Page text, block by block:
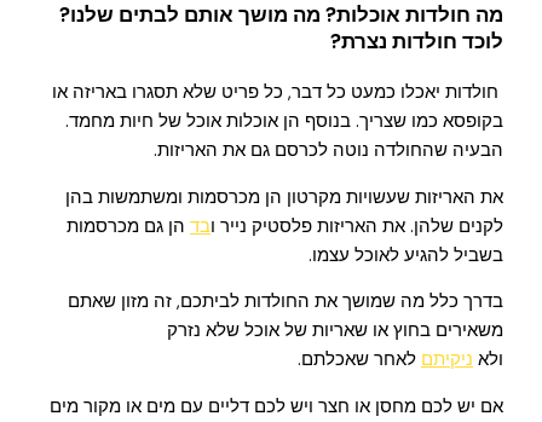
מה חולדות אוכלות? מה מושך אותם לבתים שלנו?
לוכד חולדות נצרת?
חולדות יאכלו כמעט כל דבר, כל פריט שלא תסגרו באריזה או
בקופסא כמו שצריך. בנוסף הן אוכלות אוכל של חיות מחמד.
הבעיה שהחולדה נוטה לכרסם גם את האריזות.
את האריזות שעשויות מקרטון הן מכרסמות ומשתמשות בהן
לקנים שלהן. את האריזות פלסטיק נייר ובד הן גם מכרסמות
בשביל להגיע לאוכל עצמו.
בדרך כלל מה שמושך את החולדות לביתכם, זה מזון שאתם
משאירים בחוץ או שאריות של אוכל שלא נזרק
ולא ניקיתם לאחר שאכלתם.
אם יש לכם מחסן או חצר ויש לכם דליים עם מים או מקור מים